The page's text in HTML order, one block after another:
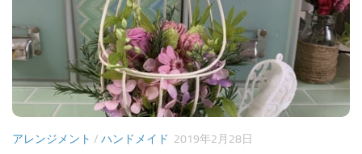
アレンジメント / ハンドメイド 2019年2月28日